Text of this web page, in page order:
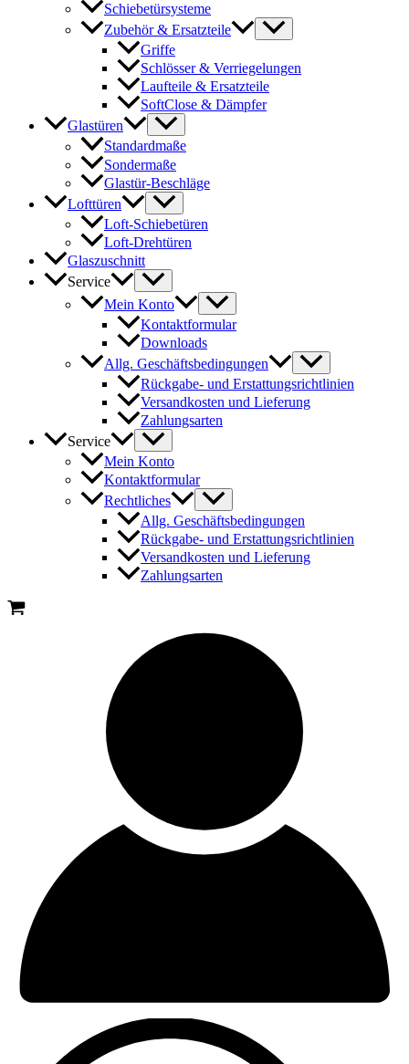
Schiebetürsysteme
Zubehör & Ersatzteile
Griffe
Schlösser & Verriegelungen
Laufteile & Ersatzteile
SoftClose & Dämpfer
Glastüren
Standardmaße
Sondermaße
Glastür-Beschläge
Lofttüren
Loft-Schiebetüren
Loft-Drehtüren
Glaszuschnitt
Service
Mein Konto
Kontaktformular
Downloads
Allg. Geschäftsbedingungen
Rückgabe- und Erstattungsrichtlinien
Versandkosten und Lieferung
Zahlungsarten
Service
Mein Konto
Kontaktformular
Rechtliches
Allg. Geschäftsbedingungen
Rückgabe- und Erstattungsrichtlinien
Versandkosten und Lieferung
Zahlungsarten